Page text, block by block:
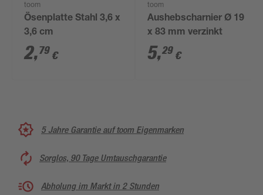
toom
Ösenplatte Stahl 3,6 x
3,6 cm
2,79 €
toom
Aushebscharnier Ø 19
x 83 mm verzinkt
5,29 €
5 Jahre Garantie auf toom Eigenmarken
Sorglos, 90 Tage Umtauschgarantie
Abholung im Markt in 2 Stunden